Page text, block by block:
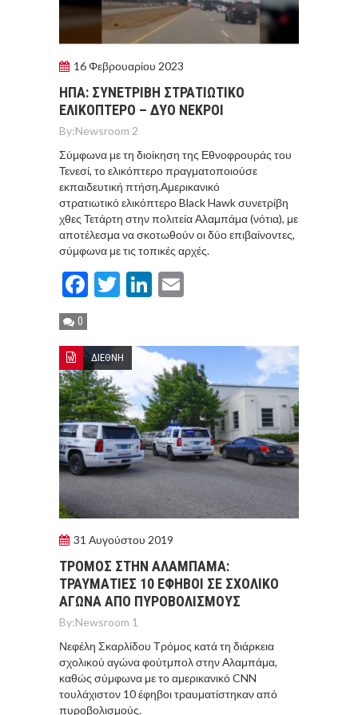
16 Φεβρουαρίου 2023
ΗΠΑ: ΣΥΝΕΤΡΙΒΗ ΣΤΡΑΤΙΩΤΙΚΟ
ΕΛΙΚΟΠΤΕΡΟ – ΔΥΟ ΝΕΚΡΟΙ
By:Newsroom 2
Σύμφωνα με τη διοίκηση της Εθνοφρουράς του
Τενεσί, το ελικόπτερο πραγματοποιούσε
εκπαιδευτική πτήση.Αμερικανικό
στρατιωτικό ελικόπτερο Black Hawk συνετρίβη
χθες Τετάρτη στην πολιτεία Αλαμπάμα (νότια), με
αποτέλεσμα να σκοτωθούν οι δύο επιβαίνοντες,
σύμφωνα με τις τοπικές αρχές.
Facebook
TwitterLinkedIn
0
ΔΙΕΘΝΗ
31 Αυγούστου 2019
ΤΡΟΜΟΣ ΣΤΗΝ ΑΛΑΜΠΑΜΑ:
ΤΡΑΥΜΑΤΙΕΣ 10 ΕΦΗΒΟΙ ΣΕ ΣΧΟΛΙΚΟ
ΑΓΩΝΑ ΑΠΟ ΠΥΡΟΒΟΛΙΣΜΟΥΣ
By:Newsroom 1
Νεφέλη Σκαρλίδου Τρόμος κατά τη διάρκεια
σχολικού αγώνα φούτμπολ στην Αλαμπάμα,
καθώς σύμφωνα με το αμερικανικό CNN
τουλάχιστον 10 έφηβοι τραυματίστηκαν από
πυροβολισμούς.